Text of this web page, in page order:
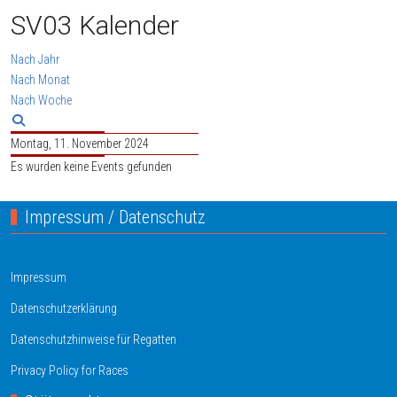
SV03 Kalender
Nach Jahr
Nach Monat
Nach Woche
Montag, 11. November 2024
Es wurden keine Events gefunden
Impressum / Datenschutz
Impressum
Datenschutzerklärung
Datenschutzhinweise für Regatten
Privacy Policy for Races